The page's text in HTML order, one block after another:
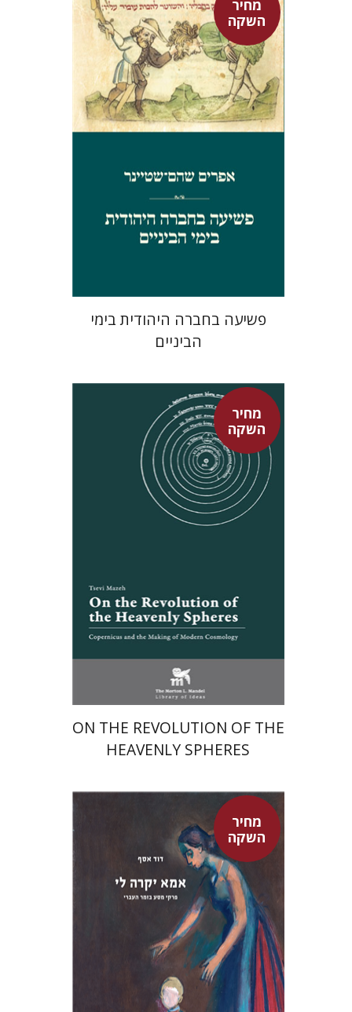
מחיר
השקה
אפרים שהם-שטיינר
מחיר השקה
$42
$29
פשיעה בחברה היהודית בימי
הביניים
מחיר
השקה
צבי מזא"ה
אלישבע הרשלר
מחיר השקה
ON THE REVOLUTION OF THE
HEAVENLY SPHERES
מחיר
השקהדוד אסף